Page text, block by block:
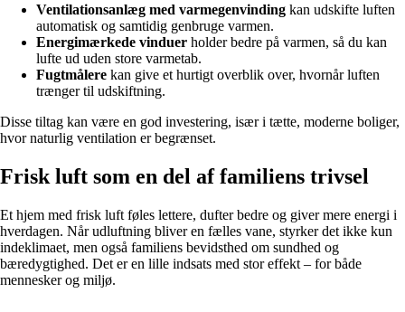
Ventilationsanlæg med varmegenvinding kan udskifte luften
automatisk og samtidig genbruge varmen.
Energimærkede vinduer holder bedre på varmen, så du kan
lufte ud uden store varmetab.
Fugtmålere kan give et hurtigt overblik over, hvornår luften
trænger til udskiftning.
Disse tiltag kan være en god investering, især i tætte, moderne boliger,
hvor naturlig ventilation er begrænset.
Frisk luft som en del af familiens trivsel
Et hjem med frisk luft føles lettere, dufter bedre og giver mere energi i
hverdagen. Når udluftning bliver en fælles vane, styrker det ikke kun
indeklimaet, men også familiens bevidsthed om sundhed og
bæredygtighed. Det er en lille indsats med stor effekt – for både
mennesker og miljø.